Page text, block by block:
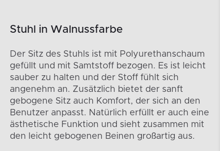
Stuhl in Walnussfarbe
Der Sitz des Stuhls ist mit Polyurethanschaum
gefüllt und mit Samtstoff bezogen. Es ist leicht
sauber zu halten und der Stoff fühlt sich
angenehm an. Zusätzlich bietet der sanft
gebogene Sitz auch Komfort, der sich an den
Benutzer anpasst. Natürlich erfüllt er auch eine
ästhetische Funktion und sieht zusammen mit
den leicht gebogenen Beinen großartig aus.